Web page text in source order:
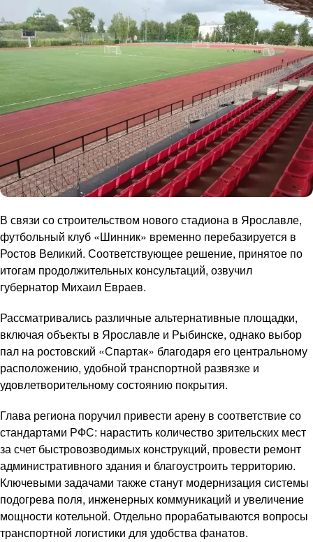
В связи со строительством нового стадиона в Ярославле,
футбольный клуб «Шинник» временно перебазируется в
Ростов Великий. Соответствующее решение, принятое по
итогам продолжительных консультаций, озвучил
губернатор Михаил Евраев.
Рассматривались различные альтернативные площадки,
включая объекты в Ярославле и Рыбинске, однако выбор
пал на ростовский «Спартак» благодаря его центральному
расположению, удобной транспортной развязке и
удовлетворительному состоянию покрытия.
Глава региона поручил привести арену в соответствие со
стандартами РФС: нарастить количество зрительских мест
за счет быстровозводимых конструкций, провести ремонт
административного здания и благоустроить территорию.
Ключевыми задачами также станут модернизация системы
подогрева поля, инженерных коммуникаций и увеличение
мощности котельной. Отдельно прорабатываются вопросы
транспортной логистики для удобства фанатов.